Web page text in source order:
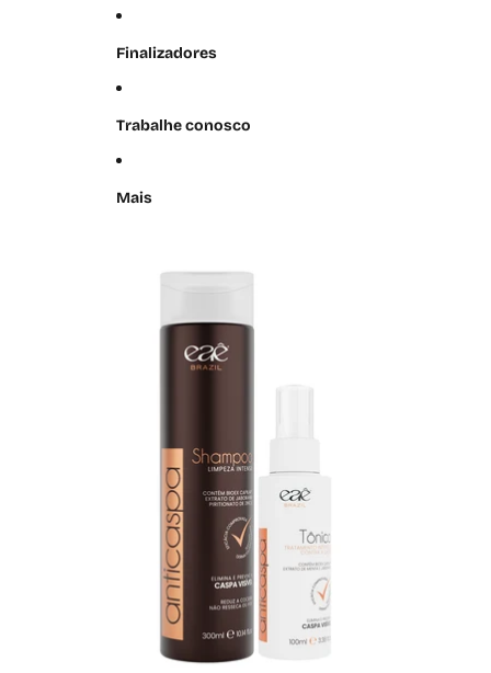
Finalizadores
Trabalhe conosco
Mais